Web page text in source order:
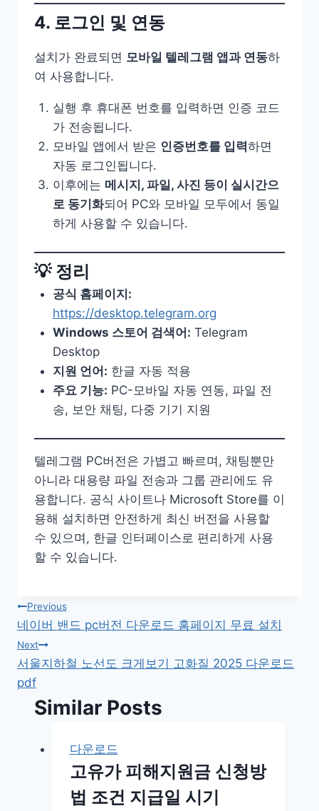
4. 로그인 및 연동
설치가 완료되면 모바일 텔레그램 앱과 연동하
여 사용합니다.
실행 후 휴대폰 번호를 입력하면 인증 코드
가 전송됩니다.
모바일 앱에서 받은 인증번호를 입력하면
자동 로그인됩니다.
이후에는 메시지, 파일, 사진 등이 실시간으
로 동기화되어 PC와 모바일 모두에서 동일
하게 사용할 수 있습니다.
💡 정리
공식 홈페이지:
https://desktop.telegram.org
Windows 스토어 검색어: Telegram
Desktop
지원 언어: 한글 자동 적용
주요 기능: PC-모바일 자동 연동, 파일 전
송, 보안 채팅, 다중 기기 지원
텔레그램 PC버전은 가볍고 빠르며, 채팅뿐만
아니라 대용량 파일 전송과 그룹 관리에도 유
용합니다. 공식 사이트나 Microsoft Store를 이
용해 설치하면 안전하게 최신 버전을 사용할
수 있으며, 한글 인터페이스로 편리하게 사용
할 수 있습니다.
글
탐
색
Previous
네이버 밴드 pc버전 다운로드 홈페이지 무료 설치
Next
서울지하철 노선도 크게보기 고화질 2025 다운로드
pdf
Similar Posts
다운로드
고유가 피해지원금 신청방
법 조건 지급일 시기